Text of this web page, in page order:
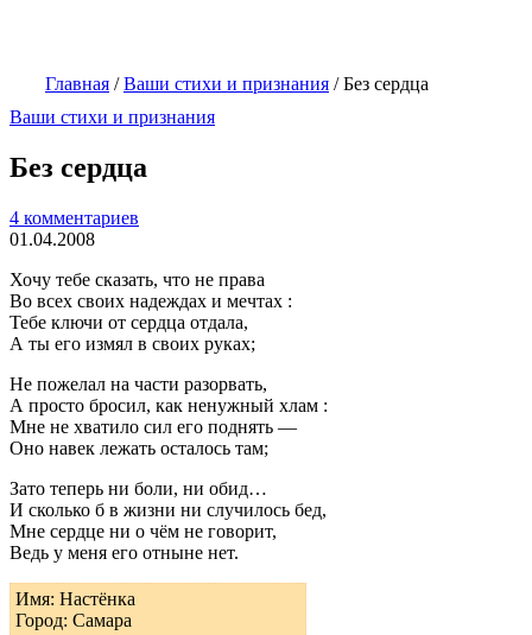
Главная /Ваши стихи и признания /Без сердца
Ваши стихи и признания
Без сердца
4 комментариев
01.04.2008
Хочу тебе сказать, что не права
Во всех своих надеждах и мечтах :
Тебе ключи от сердца отдала,
А ты его измял в своих руках;
Не пожелал на части разорвать,
А просто бросил, как ненужный хлам :
Мне не хватило сил его поднять —
Оно навек лежать осталось там;
Зато теперь ни боли, ни обид…
И сколько б в жизни ни случилось бед,
Мне сердце ни о чём не говорит,
Ведь у меня его отныне нет.
Имя: Настёнка
Город: Самара